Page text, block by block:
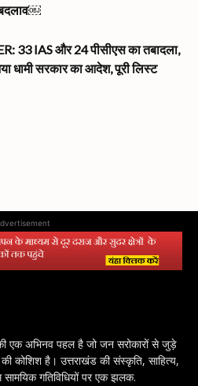
33 IAS और 24 पीसीएस का तबादला,
धामी सरकार का आदेश, पूरी लिस्ट
की एक अभिनव पहल है जो जन सरोकारों से जुड़े
कोशिश है। उत्तराखंड की संस्कृति, साहित्य,
गतिविधियों पर एक झलक.